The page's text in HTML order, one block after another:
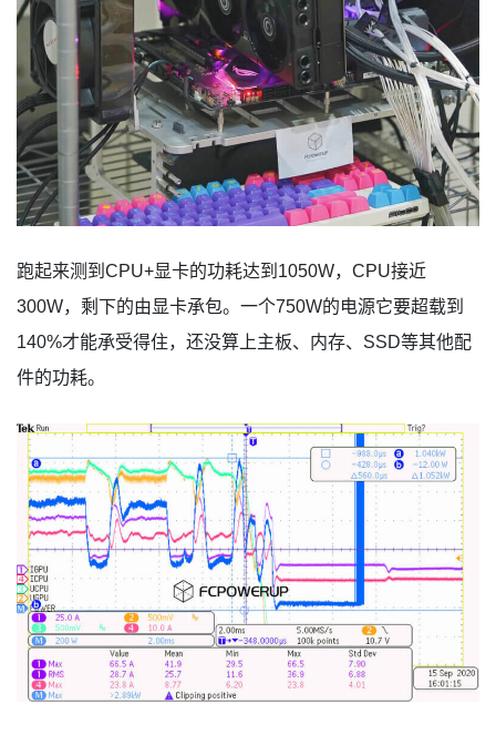
跑起来测到CPU+显卡的功耗达到1050W，CPU接近
300W，剩下的由显卡承包。一个750W的电源它要超载到
140%才能承受得住，还没算上主板、内存、SSD等其他配
件的功耗。